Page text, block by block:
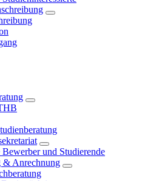
und Studierende
& Anrechnung